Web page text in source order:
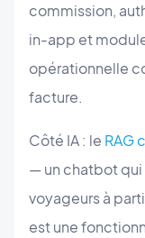
commission,
in-app et
opérationnelle
facture.
Côté IA : le RAG
— un chatbot
voyageurs à
est une